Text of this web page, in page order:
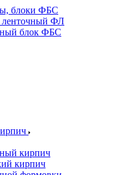
блоки ФБС
ленточный ФЛ
блок ФБС
кирпич
кирпич